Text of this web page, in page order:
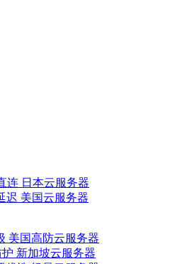
连 日本云服务器
迟 美国云服务器
美国高防云服务器
新加坡云服务器